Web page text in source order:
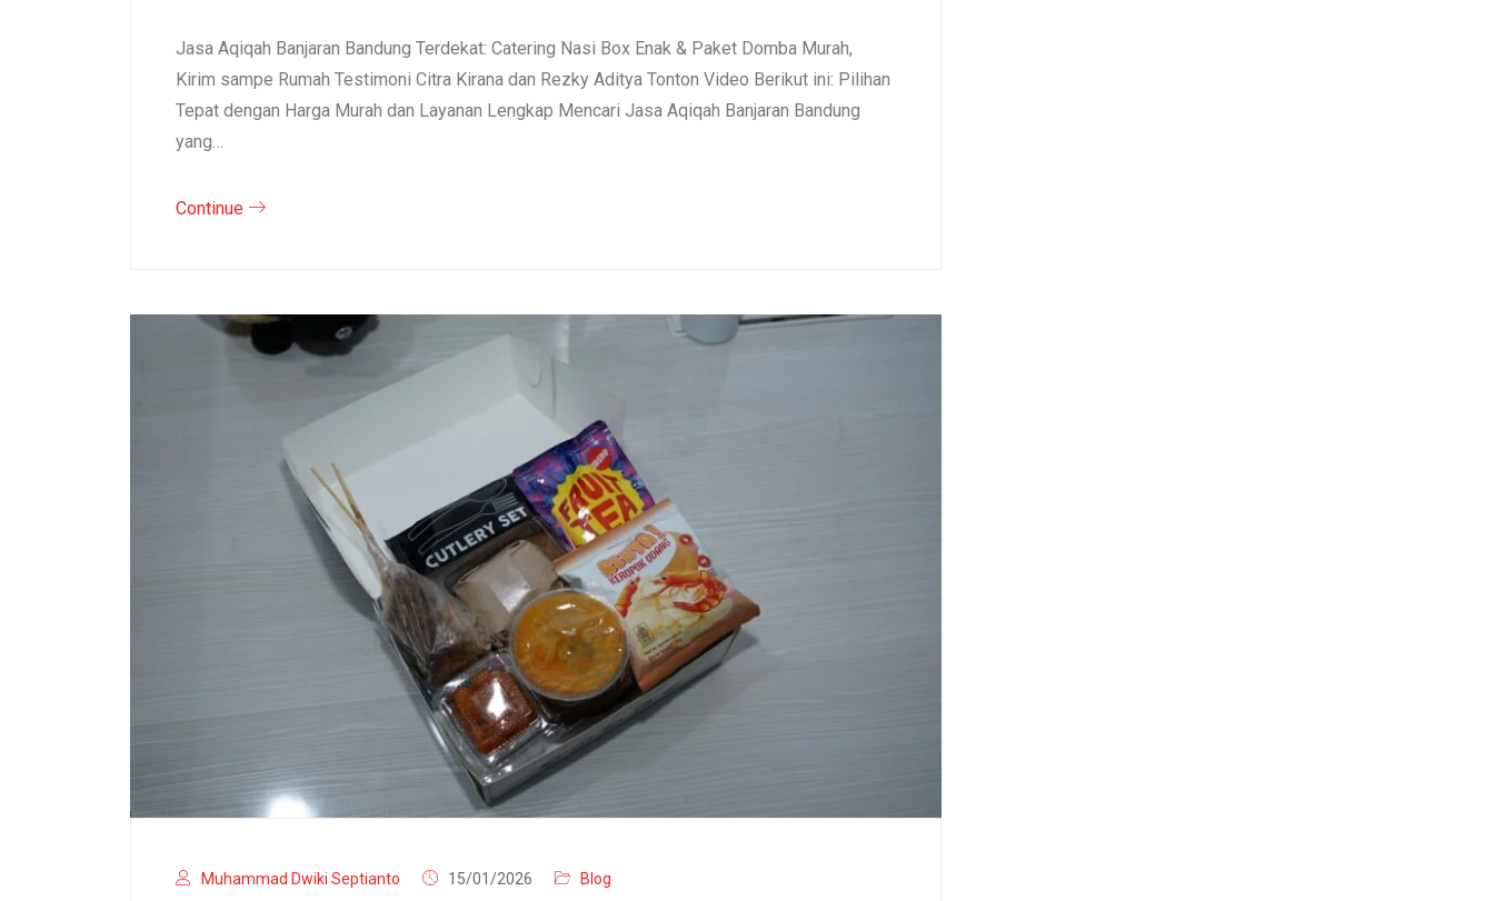
Jasa Aqiqah Banjaran Bandung Terdekat: Catering Nasi Box Enak & Paket Domba Murah,
Kirim sampe Rumah Testimoni Citra Kirana dan Rezky Aditya Tonton Video Berikut ini: Pilihan
Tepat dengan Harga Murah dan Layanan Lengkap Mencari Jasa Aqiqah Banjaran Bandung
yang…
Continue
Muhammad Dwiki Septianto 15/01/2026 Blog